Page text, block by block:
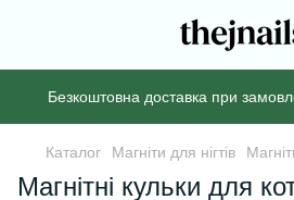
Безкоштовна доставка при
Каталог Магніти для нігтів
Магнітні кульки для